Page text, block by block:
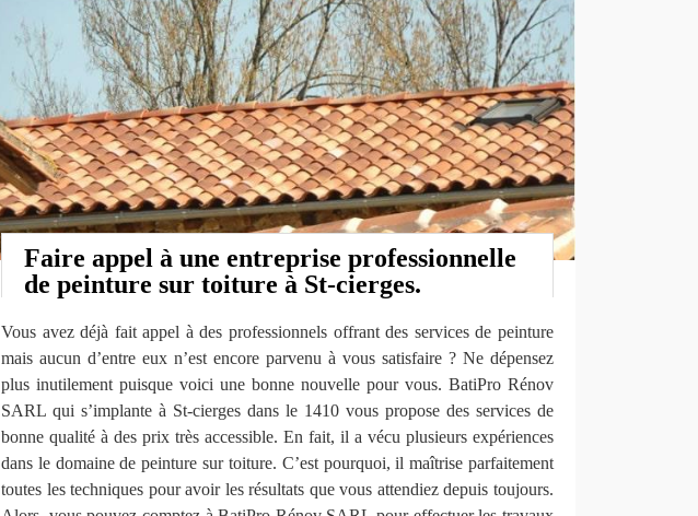
Faire appel à une entreprise professionnelle
de peinture sur toiture à St-cierges.
Vous avez déjà fait appel à des professionnels offrant des services de peinture
mais aucun d’entre eux n’est encore parvenu à vous satisfaire ? Ne dépensez
plus inutilement puisque voici une bonne nouvelle pour vous. BatiPro Rénov
SARL qui s’implante à St-cierges dans le 1410 vous propose des services de
bonne qualité à des prix très accessible. En fait, il a vécu plusieurs expériences
dans le domaine de peinture sur toiture. C’est pourquoi, il maîtrise parfaitement
toutes les techniques pour avoir les résultats que vous attendiez depuis toujours.